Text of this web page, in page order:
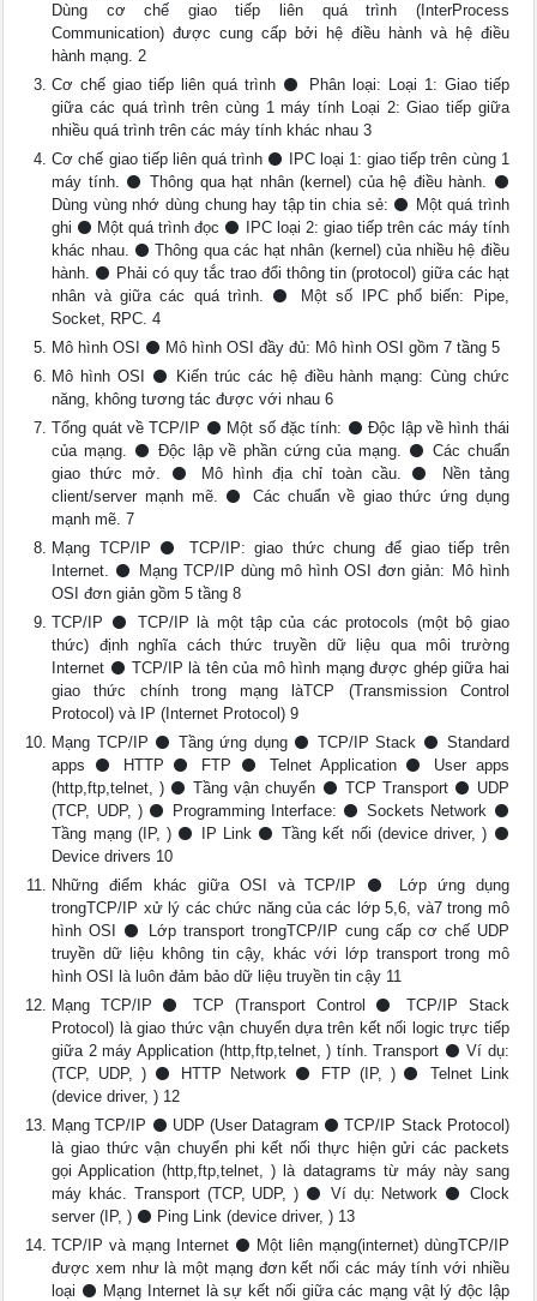
Dùng cơ chế giao tiếp liên quá trình (InterProcess
Communication) được cung cấp bởi hệ điều hành và hệ điều
hành mạng. 2
Cơ chế giao tiếp liên quá trình ⚫ Phân loại: Loại 1: Giao tiếp
giữa các quá trình trên cùng 1 máy tính Loại 2: Giao tiếp giữa
nhiều quá trình trên các máy tính khác nhau 3
Cơ chế giao tiếp liên quá trình ⚫ IPC loại 1: giao tiếp trên cùng 1
máy tính. ⚫ Thông qua hạt nhân (kernel) của hệ điều hành. ⚫
Dùng vùng nhớ dùng chung hay tập tin chia sẻ: ⚫ Một quá trình
ghi ⚫ Một quá trình đọc ⚫ IPC loại 2: giao tiếp trên các máy tính
khác nhau. ⚫ Thông qua các hạt nhân (kernel) của nhiều hệ điều
hành. ⚫ Phải có quy tắc trao đổi thông tin (protocol) giữa các hạt
nhân và giữa các quá trình. ⚫ Một số IPC phổ biến: Pipe,
Socket, RPC. 4
Mô hình OSI ⚫ Mô hình OSI đầy đủ: Mô hình OSI gồm 7 tầng 5
Mô hình OSI ⚫ Kiến trúc các hệ điều hành mạng: Cùng chức
năng, không tương tác được với nhau 6
Tổng quát về TCP/IP ⚫ Một số đặc tính: ⚫ Độc lập về hình thái
của mạng. ⚫ Độc lập về phần cứng của mạng. ⚫ Các chuẩn
giao thức mở. ⚫ Mô hình địa chỉ toàn cầu. ⚫ Nền tảng
client/server mạnh mẽ. ⚫ Các chuẩn về giao thức ứng dụng
mạnh mẽ. 7
Mạng TCP/IP ⚫ TCP/IP: giao thức chung để giao tiếp trên
Internet. ⚫ Mạng TCP/IP dùng mô hình OSI đơn giản: Mô hình
OSI đơn giản gồm 5 tầng 8
TCP/IP ⚫ TCP/IP là một tập của các protocols (một bộ giao
thức) định nghĩa cách thức truyền dữ liệu qua môi trường
Internet ⚫ TCP/IP là tên của mô hình mạng được ghép giữa hai
giao thức chính trong mạng làTCP (Transmission Control
Protocol) và IP (Internet Protocol) 9
Mạng TCP/IP ⚫ Tầng ứng dụng ⚫ TCP/IP Stack ⚫ Standard
apps ⚫ HTTP ⚫ FTP ⚫ Telnet Application ⚫ User apps
(http,ftp,telnet, ) ⚫ Tầng vận chuyển ⚫ TCP Transport ⚫ UDP
(TCP, UDP, ) ⚫ Programming Interface: ⚫ Sockets Network ⚫
Tầng mạng (IP, ) ⚫ IP Link ⚫ Tầng kết nối (device driver, ) ⚫
Device drivers 10
Những điểm khác giữa OSI và TCP/IP ⚫ Lớp ứng dụng
trongTCP/IP xử lý các chức năng của các lớp 5,6, và7 trong mô
hình OSI ⚫ Lớp transport trongTCP/IP cung cấp cơ chế UDP
truyền dữ liệu không tin cậy, khác với lớp transport trong mô
hình OSI là luôn đảm bảo dữ liệu truyền tin cậy 11
Mạng TCP/IP ⚫ TCP (Transport Control ⚫ TCP/IP Stack
Protocol) là giao thức vận chuyển dựa trên kết nối logic trực tiếp
giữa 2 máy Application (http,ftp,telnet, ) tính. Transport ⚫ Ví dụ:
(TCP, UDP, ) ⚫ HTTP Network ⚫ FTP (IP, ) ⚫ Telnet Link
(device driver, ) 12
Mạng TCP/IP ⚫ UDP (User Datagram ⚫ TCP/IP Stack Protocol)
là giao thức vận chuyển phi kết nối thực hiện gửi các packets
gọi Application (http,ftp,telnet, ) là datagrams từ máy này sang
máy khác. Transport (TCP, UDP, ) ⚫ Ví dụ: Network ⚫ Clock
server (IP, ) ⚫ Ping Link (device driver, ) 13
TCP/IP và mạng Internet ⚫ Một liên mạng(internet) dùngTCP/IP
được xem như là một mạng đơn kết nối các máy tính với nhiều
loại ⚫ Mạng Internet là sự kết nối giữa các mạng vật lý độc lập